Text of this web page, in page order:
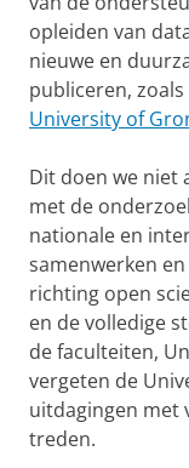
opleiden van
nieuwe en
publiceren, zoals
University of
Dit doen we niet
met de
nationale en
samenwerken
richting open
en de volledige
de faculteiten,
vergeten de
uitdagingen met
treden.